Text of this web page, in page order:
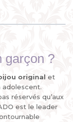
garçon ?
original et
adolescent.
réservés qu’aux
est le leader